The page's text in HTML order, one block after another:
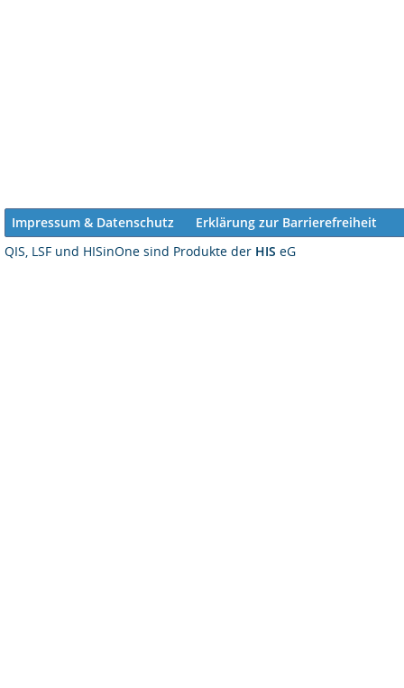
Impressum & Datenschutz
Erklärung zur Barrierefreiheit
QIS, LSF und HISinOne sind Produkte der HIS eG